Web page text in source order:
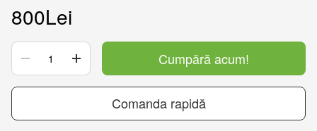
800Lei
Cumpără acum!
Comanda rapidă